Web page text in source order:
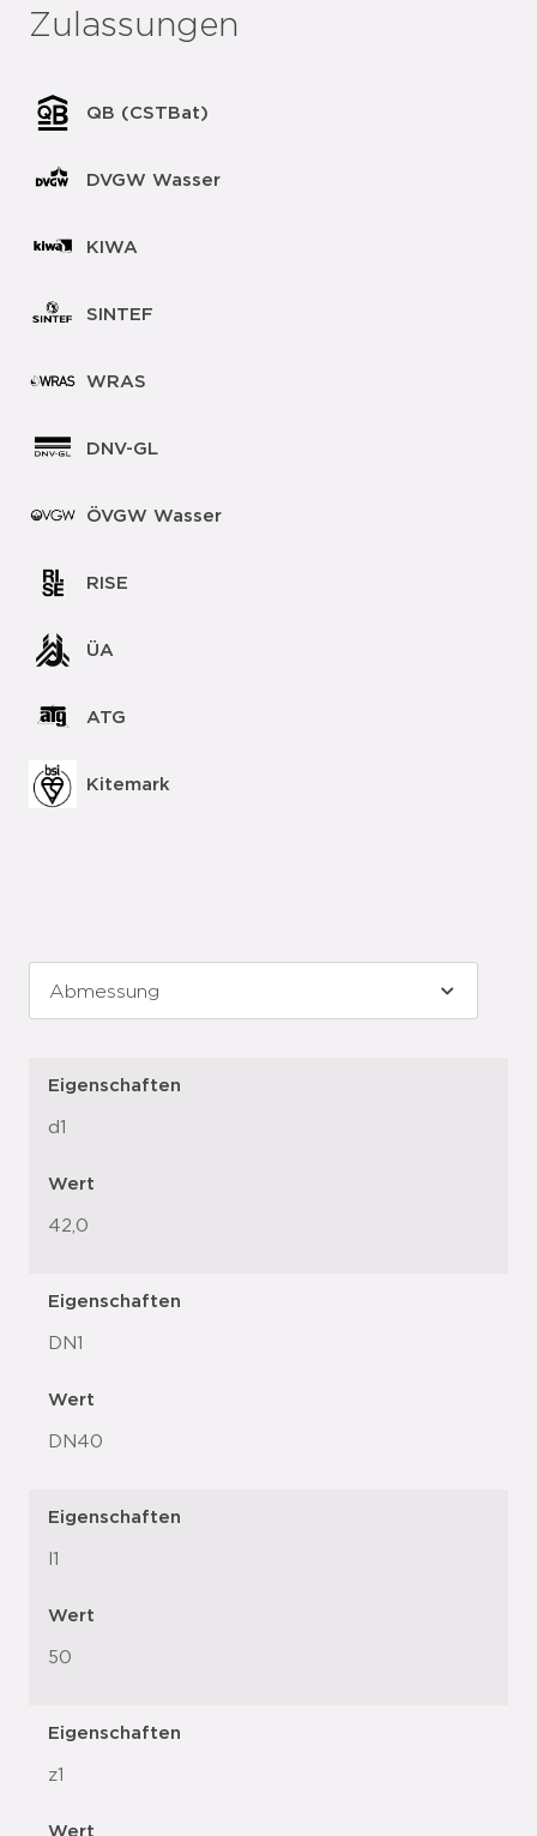
Zulassungen
QB (CSTBat)
DVGW Wasser
KIWA
SINTEF
WRAS
DNV-GL
ÖVGW Wasser
RISE
ÜA
ATG
Kitemark
Eigenschaften
d1
Wert
42,0
Eigenschaften
DN1
Wert
DN40
Eigenschaften
l1
Wert
50
Eigenschaften
z1
Wert